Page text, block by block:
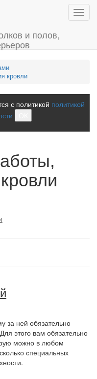
кровли
с политикой политикой
за ней обязательно
этого вам обязательно
можно в любом
специальных